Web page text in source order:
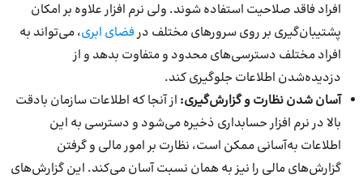
افراد فاقد صلاحیت استفاده شوند. ولی نرم افزار علاوه بر امکان
پشتیبان‌گیری بر روی سرورهای مختلف درفضای ابری، می‌تواند به
افراد مختلف دسترسی‌های محدود و متفاوت بدهد و از
دزدیده‌شدن اطلاعات جلوگیری کند.
آسان شدن نظارت و گزارش‌گیری: از آنجا که اطلاعات سازمان بادقت
بالا در نرم افزار حسابداری ذخیره می‌شود و دسترسی به این
اطلاعات به‌آسانی ممکن است، نظارت بر امور مالی و گرفتن
گزارش‌های مالی را نیز به همان نسبت آسان می‌کند. این گزارش‌های